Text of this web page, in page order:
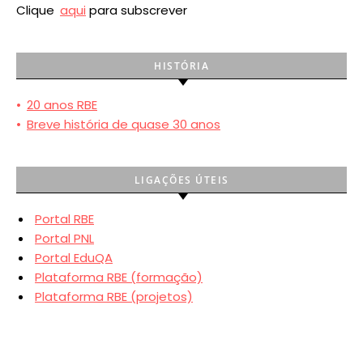
Clique aqui para subscrever
HISTÓRIA
• 20 anos RBE
• Breve história de quase 30 anos
LIGAÇÕES ÚTEIS
Portal RBE
Portal PNL
Portal EduQA
Plataforma RBE (formação)
Plataforma RBE (projetos)